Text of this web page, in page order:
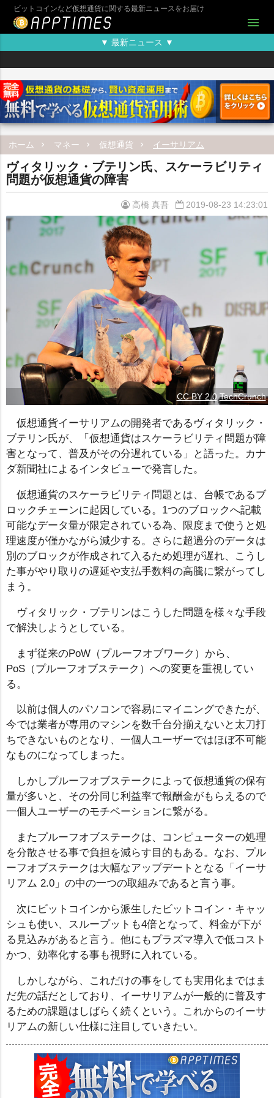
ビットコインなど仮想通貨に関する最新ニュースをお届け
menu
▼ 最新ニュース ▼
ホーム マネー 仮想通貨 イーサリアム
ヴィタリック・ブテリン氏、スケーラビリティ
問題が仮想通貨の障害
高橋 真吾 2019-08-23 14:23:01
CC BY 2.0 TechCrunch
仮想通貨イーサリアムの開発者であるヴィタリック・
ブテリン氏が、「仮想通貨はスケーラビリティ問題が障
害となって、普及がその分遅れている」と語った。カナ
ダ新聞社によるインタビューで発言した。
仮想通貨のスケーラビリティ問題とは、台帳であるブ
ロックチェーンに起因している。1つのブロックへ記載
可能なデータ量が限定されている為、限度まで使うと処
理速度が僅かながら減少する。さらに超過分のデータは
別のブロックが作成されて入るため処理が遅れ、こうし
た事がやり取りの遅延や支払手数料の高騰に繋がってし
まう。
ヴィタリック・ブテリンはこうした問題を様々な手段
で解決しようとしている。
まず従来のPoW（プルーフオブワーク）から、
PoS（プルーフオブステーク）への変更を重視してい
る。
以前は個人のパソコンで容易にマイニングできたが、
今では業者が専用のマシンを数千台分揃えないと太刀打
ちできないものとなり、一個人ユーザーではほぼ不可能
なものになってしまった。
しかしプルーフオブステークによって仮想通貨の保有
量が多いと、その分同じ利益率で報酬金がもらえるので
一個人ユーザーのモチベーションに繋がる。
またプルーフオブステークは、コンピューターの処理
を分散させる事で負担を減らす目的もある。なお、プル
ーフオブステークは大幅なアップデートとなる「イーサ
リアム 2.0」の中の一つの取組みであると言う事。
次にビットコインから派生したビットコイン・キャッ
シュも使い、スループットも4倍となって、料金が下が
る見込みがあると言う。他にもプラズマ導入で低コスト
かつ、効率化する事も視野に入れている。
しかしながら、これだけの事をしても実用化まではま
だ先の話だとしており、イーサリアムが一般的に普及す
るための課題はしばらく続くという。これからのイーサ
リアムの新しい仕様に注目していきたい。